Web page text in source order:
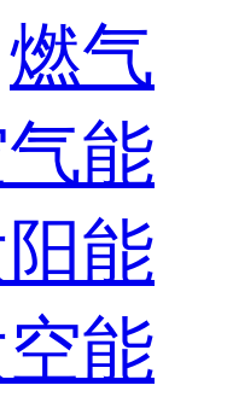
燃气
能
能
能